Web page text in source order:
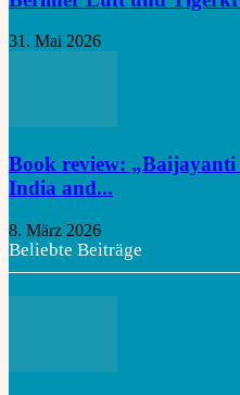
31. Mai 2026
Book review:
India and...
8. März 2026
Beliebte Beiträge